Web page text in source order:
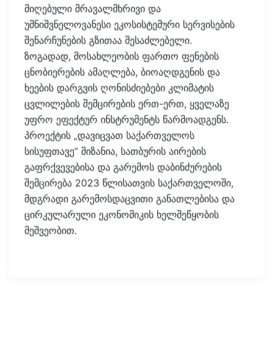
მიღებული მრავალმხრივი და
უმნიშვნელოვანესი ეკოსისტემური სერვისების
შენარჩუნების გზითაა შესაძლებელი.
ზოგადად, მოსახლეობის ფართო ფენების
ცნობიერების ამაღლება, ბიოაღდგენის და
ხეების დარგვის ღონისძიებები კლიმატის
ცვლილების შემცირების ერთ-ერთ, ყველაზე
უფრო ეფექტურ ინსტრუმენტს წარმოადგენს.
პროექტის „დავიცვათ საქართველოს
სისუფთავე“ მიზანია, სათბურის აირების
გაფრქვევებისა და გარემოს დაბინძურების
შემცირება 2023 წლისათვის საქართველოში,
მდგრადი გარემოსდაცვითი განათლებისა და
ცირკულარული ეკონომიკის ხელშეწყობის
მეშვეობით.